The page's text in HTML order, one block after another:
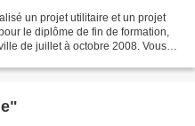
un projet utilitaire et un projet
le diplôme de fin de formation,
de juillet à octobre 2008. Vous